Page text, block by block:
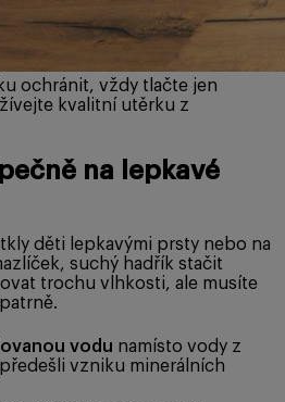
ochránit, vždy tlačte jen
kvalitní utěrku z
na lepkavé
děti lepkavými prsty nebo na
suchý hadřík stačit
trochu vlhkosti, ale musíte
vodu namísto vody z
vzniku minerálních